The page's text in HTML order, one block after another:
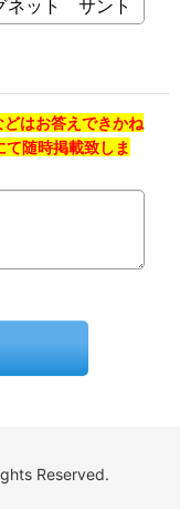
はお答えできかね
随時掲載致しま
Reserved.